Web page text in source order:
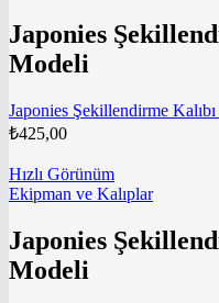
Japonies
Modeli
Japonies Şekillendirme
₺425,00
Hızlı Görünüm
Ekipman ve Kalıplar
Japonies
Modeli